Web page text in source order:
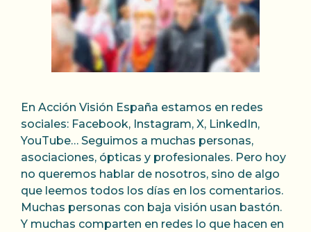
En Acción Visión España estamos en redes
sociales: Facebook, Instagram, X, LinkedIn,
YouTube… Seguimos a muchas personas,
asociaciones, ópticas y profesionales. Pero hoy
no queremos hablar de nosotros, sino de algo
que leemos todos los días en los comentarios.
Muchas personas con baja visión usan bastón.
Y muchas comparten en redes lo que hacen en